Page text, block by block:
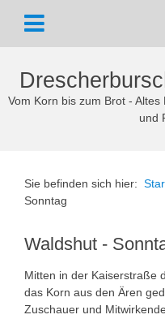
Vom Korn bis zum Brot -
und
Sie befinden sich hier:
Sonntag
Waldshut -
Mitten in der Kaiserstraße
das Korn aus den Ären
Zuschauer und